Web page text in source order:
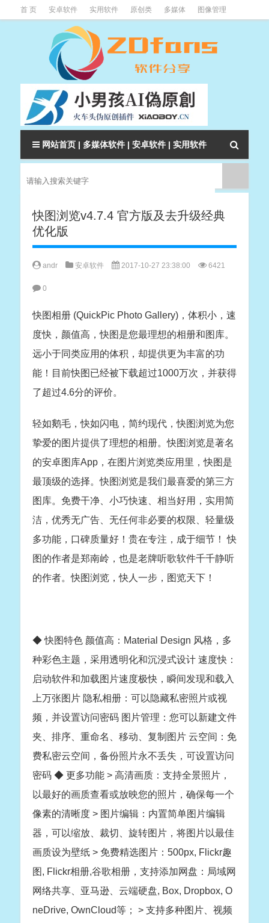
首 页 安卓软件 实用软件 原创类 多媒体 图像管理
下载类
网站首页 | 多媒体软件 | 安卓软件 | 实用软件
快图浏览v4.7.4 官方版及去升级经典
优化版
andr 安卓软件 2017-10-27 23:38:00 6421
0
快图相册 (QuickPic Photo Gallery)，体积小，速
度快，颜值高，快图是您最理想的相册和图库。
远小于同类应用的体积，却提供更为丰富的功
能！目前快图已经被下载超过1000万次，并获得
了超过4.6分的评价。
轻如鹅毛，快如闪电，简约现代，快图浏览为您
挚爱的图片提供了理想的相册。快图浏览是著名
的安卓图库App，在图片浏览类应用里，快图是
最顶级的选择。快图浏览是我们最喜爱的第三方
图库。免费干净、小巧快速、相当好用，实用简
洁，优秀无广告、无任何非必要的权限、轻量级
多功能，口碑质量好！贵在专注，成于细节！ 快
图的作者是郑南岭，也是老牌听歌软件千千静听
的作者。快图浏览，快人一步，图览天下！
◆ 快图特色 颜值高：Material Design 风格，多
种彩色主题，采用透明化和沉浸式设计 速度快：
启动软件和加载图片速度极快，瞬间发现和载入
上万张图片 隐私相册：可以隐藏私密照片或视
频，并设置访问密码 图片管理：您可以新建文件
夹、排序、重命名、移动、复制图片 云空间：免
费私密云空间，备份照片永不丢失，可设置访问
密码 ◆ 更多功能 > 高清画质：支持全景照片，
以最好的画质查看或放映您的照片，确保每一个
像素的清晰度 > 图片编辑：内置简单图片编辑
器，可以缩放、裁切、旋转图片，将图片以最佳
画质设为壁纸 > 免费精选图片：500px, Flickr趣
图, Flickr相册,谷歌相册，支持添加网盘：局域网
网络共享、亚马逊、云端硬盘, Box, Dropbox, O
neDrive, OwnCloud等； > 支持多种图片、视频